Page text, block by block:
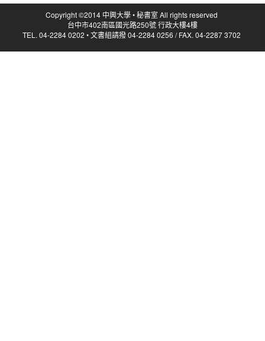
Copyright ©2014 中興大學 • 秘書室 All rights reserved
台中市402南區國光路250號 行政大樓4樓
TEL. 04-2284 0202 • 文書組請撥 04-2284 0256 / FAX. 04-2287 3702